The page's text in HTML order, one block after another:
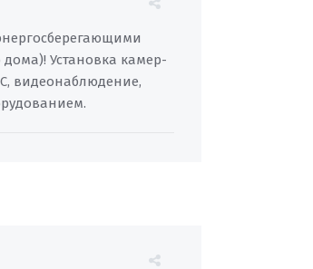
Установка камер-
видеонаблюдение,